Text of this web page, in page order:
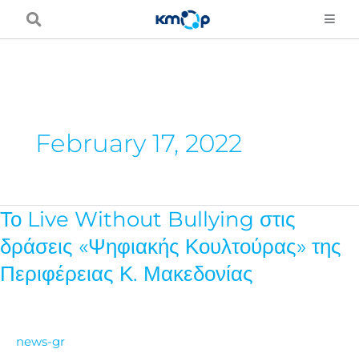
February 17, 2022
Το Live Without Bullying στις
δράσεις «Ψηφιακής Κουλτούρας» της
Περιφέρειας Κ. Μακεδονίας
news-gr
Το
Live
Without
Bullying
«Ψηφιακής